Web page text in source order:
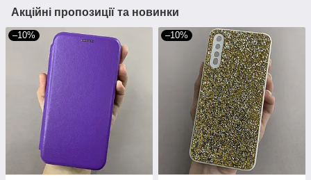
Акційні пропозиції та новинки
–10% –10%